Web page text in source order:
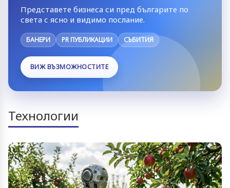
Представете бизнеса си пред българите по
света с ясно и видимо послание.
БАНЕРИ PR ПУБЛИКАЦИИ СЪБИТИЯ
ВИЖ ВЪЗМОЖНОСТИТЕ
Технологии